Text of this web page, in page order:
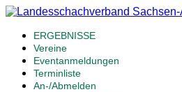
ERGEBNISSE
Vereine
Eventanmeldungen
Terminliste
An-/Abmelden